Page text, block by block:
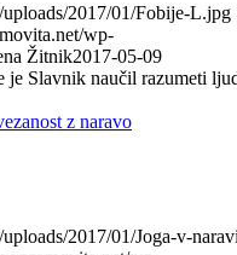
2017/01/Fobije-L.jpg
wp-
Žitnik2017-05-09
je Slavnik naučil razumeti
2017/01/Joga-v-